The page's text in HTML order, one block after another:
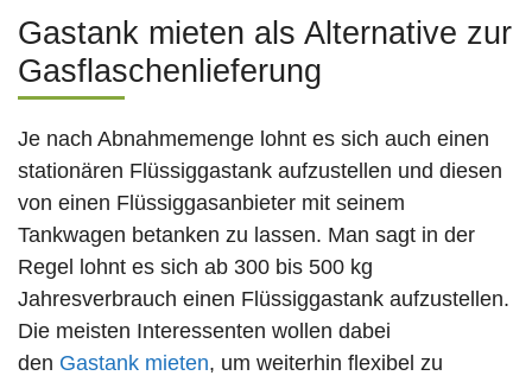
Gastank mieten als Alternative zur
Gasflaschenlieferung
Je nach Abnahmemenge lohnt es sich auch einen
stationären Flüssiggastank aufzustellen und diesen
von einen Flüssiggasanbieter mit seinem
Tankwagen betanken zu lassen. Man sagt in der
Regel lohnt es sich ab 300 bis 500 kg
Jahresverbrauch einen Flüssiggastank aufzustellen.
Die meisten Interessenten wollen dabei
den Gastank mieten, um weiterhin flexibel zu